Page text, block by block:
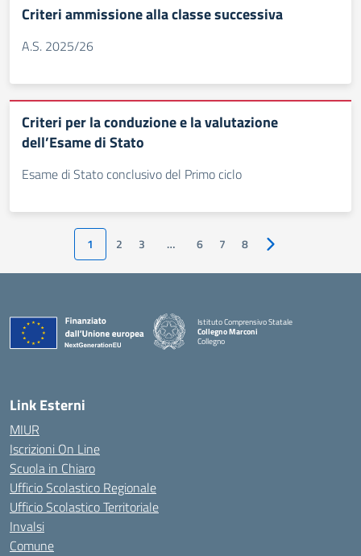
Criteri ammissione alla classe successiva
A.S. 2025/26
Criteri per la conduzione e la valutazione
dell’Esame di Stato
Esame di Stato conclusivo del Primo ciclo
1 2 3 … 6 7 8 Pagina successiva
Istituto Comprensivo Statale
Collegno Marconi
Collegno
Link Esterni
MIUR
Iscrizioni On Line
Scuola in Chiaro
Ufficio Scolastico Regionale
Ufficio Scolastico Territoriale
Invalsi
Comune